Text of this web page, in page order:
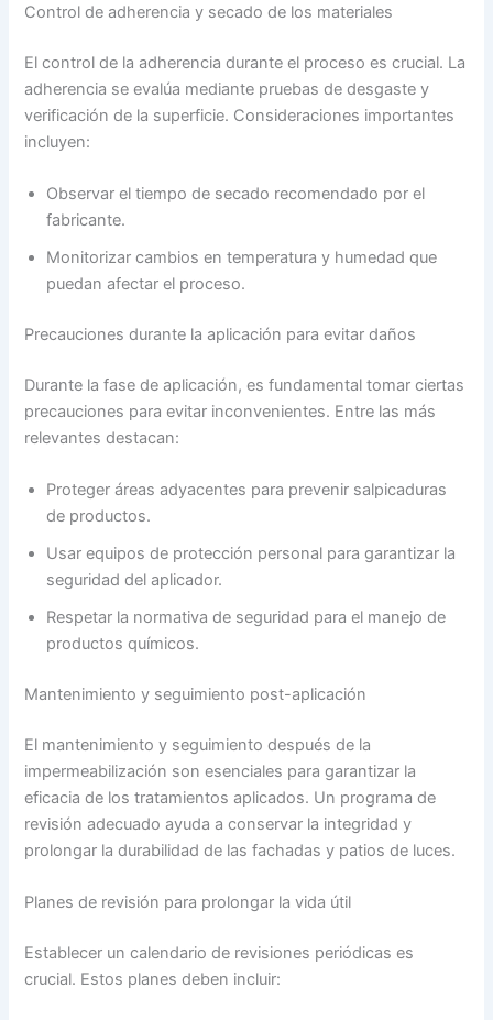
Control de adherencia y secado de los materiales
El control de la adherencia durante el proceso es crucial. La
adherencia se evalúa mediante pruebas de desgaste y
verificación de la superficie. Consideraciones importantes
incluyen:
Observar el tiempo de secado recomendado por el
fabricante.
Monitorizar cambios en temperatura y humedad que
puedan afectar el proceso.
Precauciones durante la aplicación para evitar daños
Durante la fase de aplicación, es fundamental tomar ciertas
precauciones para evitar inconvenientes. Entre las más
relevantes destacan:
Proteger áreas adyacentes para prevenir salpicaduras
de productos.
Usar equipos de protección personal para garantizar la
seguridad del aplicador.
Respetar la normativa de seguridad para el manejo de
productos químicos.
Mantenimiento y seguimiento post-aplicación
El mantenimiento y seguimiento después de la
impermeabilización son esenciales para garantizar la
eficacia de los tratamientos aplicados. Un programa de
revisión adecuado ayuda a conservar la integridad y
prolongar la durabilidad de las fachadas y patios de luces.
Planes de revisión para prolongar la vida útil
Establecer un calendario de revisiones periódicas es
crucial. Estos planes deben incluir: